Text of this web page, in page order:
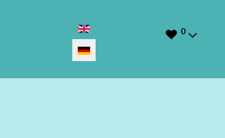
Sprache auswählen 0